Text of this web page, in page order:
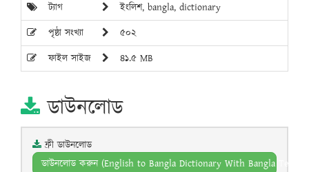
ট্যাগ
ইংলিশ, bangla, dictionary
পৃষ্ঠা সংখ্যা
৫০২
ফাইল সাইজ
৪১.৫ MB
ডাউনলোড
ফ্রী ডাউনলোড
ডাউনলোড করুন (English to Bangla Dictionary With Bangla Text